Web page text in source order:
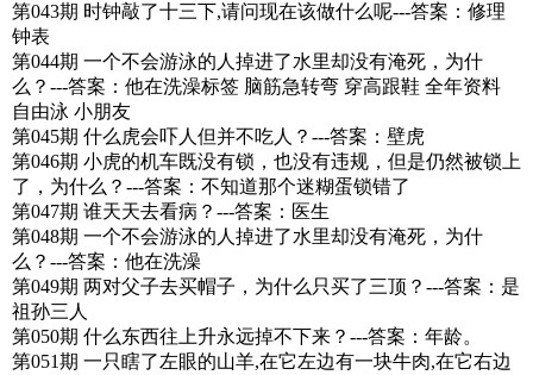
第043期 时钟敲了十三下,请问现在该做什么呢---答案：修理
钟表
第044期 一个不会游泳的人掉进了水里却没有淹死，为什
么？---答案：他在洗澡标签 脑筋急转弯 穿高跟鞋 全年资料
自由泳 小朋友
第045期 什么虎会吓人但并不吃人？---答案：壁虎
第046期 小虎的机车既没有锁，也没有违规，但是仍然被锁上
了，为什么？---答案：不知道那个迷糊蛋锁错了
第047期 谁天天去看病？---答案：医生
第048期 一个不会游泳的人掉进了水里却没有淹死，为什
么？---答案：他在洗澡
第049期 两对父子去买帽子，为什么只买了三顶？---答案：是
祖孙三人
第050期 什么东西往上升永远掉不下来？---答案：年龄。
第051期 一只瞎了左眼的山羊,在它左边有一块牛肉,在它右边